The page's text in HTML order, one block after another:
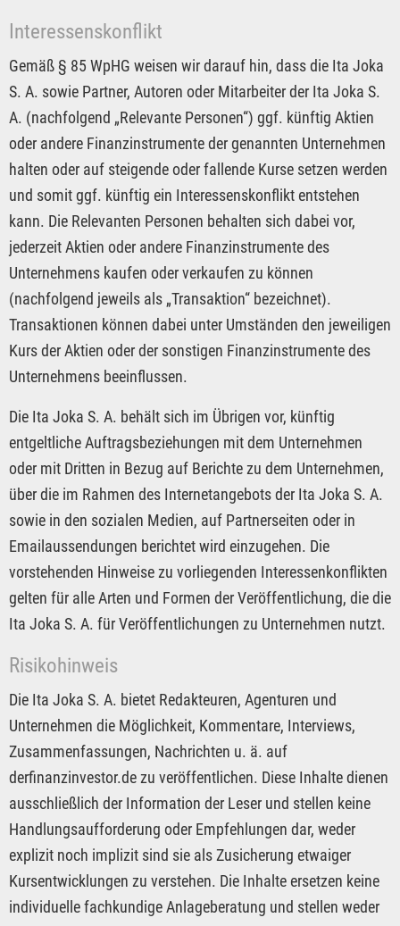
Interessenskonflikt
Gemäß § 85 WpHG weisen wir darauf hin, dass die Ita Joka
S. A. sowie Partner, Autoren oder Mitarbeiter der Ita Joka S.
A. (nachfolgend „Relevante Personen“) ggf. künftig Aktien
oder andere Finanzinstrumente der genannten Unternehmen
halten oder auf steigende oder fallende Kurse setzen werden
und somit ggf. künftig ein Interessenskonflikt entstehen
kann. Die Relevanten Personen behalten sich dabei vor,
jederzeit Aktien oder andere Finanzinstrumente des
Unternehmens kaufen oder verkaufen zu können
(nachfolgend jeweils als „Transaktion“ bezeichnet).
Transaktionen können dabei unter Umständen den jeweiligen
Kurs der Aktien oder der sonstigen Finanzinstrumente des
Unternehmens beeinflussen.
Die Ita Joka S. A. behält sich im Übrigen vor, künftig
entgeltliche Auftragsbeziehungen mit dem Unternehmen
oder mit Dritten in Bezug auf Berichte zu dem Unternehmen,
über die im Rahmen des Internetangebots der Ita Joka S. A.
sowie in den sozialen Medien, auf Partnerseiten oder in
Emailaussendungen berichtet wird einzugehen. Die
vorstehenden Hinweise zu vorliegenden Interessenkonflikten
gelten für alle Arten und Formen der Veröffentlichung, die die
Ita Joka S. A. für Veröffentlichungen zu Unternehmen nutzt.
Risikohinweis
Die Ita Joka S. A. bietet Redakteuren, Agenturen und
Unternehmen die Möglichkeit, Kommentare, Interviews,
Zusammenfassungen, Nachrichten u. ä. auf
derfinanzinvestor.de zu veröffentlichen. Diese Inhalte dienen
ausschließlich der Information der Leser und stellen keine
Handlungsaufforderung oder Empfehlungen dar, weder
explizit noch implizit sind sie als Zusicherung etwaiger
Kursentwicklungen zu verstehen. Die Inhalte ersetzen keine
individuelle fachkundige Anlageberatung und stellen weder